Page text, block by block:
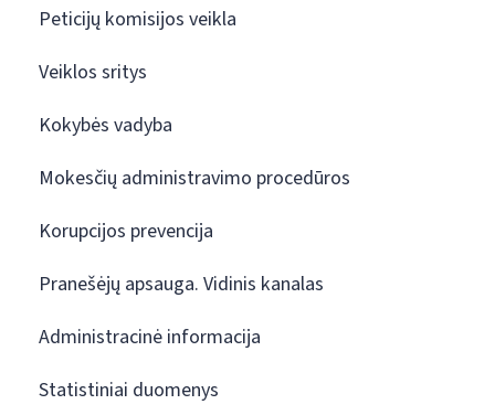
Peticijų komisijos veikla
Veiklos sritys
Kokybės vadyba
Mokesčių administravimo procedūros
Korupcijos prevencija
Pranešėjų apsauga. Vidinis kanalas
Administracinė informacija
Statistiniai duomenys